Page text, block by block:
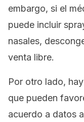
embargo, si el
puede incluir
nasales,
venta libre.
Por otro lado,
que pueden
acuerdo a datos